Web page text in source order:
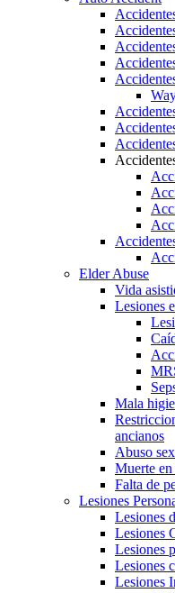
Elder Abuse
Vida
Lesiones
Mala
ancianos
Abuso
Muerte en
Falta de
Lesiones
Lesiones
Lesiones
Lesiones
Lesiones
Lesiones